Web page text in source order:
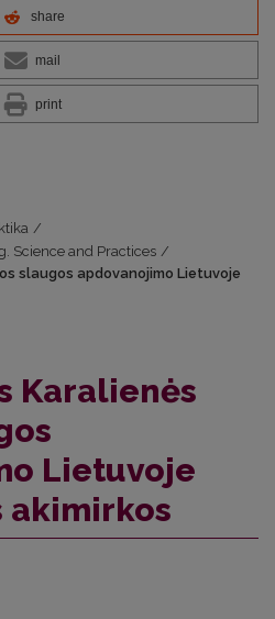
share
mail
print
/
Science and Practices /
slaugos apdovanojimo Lietuvoje
Karalienės
Lietuvoje
akimirkos